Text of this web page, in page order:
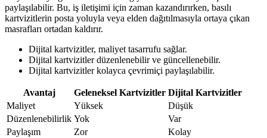
paylaşılabilir. Bu, iş iletişimi için zaman kazandırırken, basılı
kartvizitlerin posta yoluyla veya elden dağıtılmasıyla ortaya çıkan
masrafları ortadan kaldırır.
Dijital kartvizitler, maliyet tasarrufu sağlar.
Dijital kartvizitler düzenlenebilir ve güncellenebilir.
Dijital kartvizitler kolayca çevrimiçi paylaşılabilir.
Avantaj Geleneksel Kartvizitler Dijital Kartvizitler
Maliyet
Yüksek
Düşük
Düzenlenebilirlik Yok
Var
Paylaşım
Zor Kolay